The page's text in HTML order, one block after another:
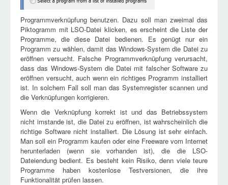
Programmverknüpfung benutzen. Dazu soll man zweimal das
Piktogramm mit LSO-Datei klicken, es erscheint die Liste der
Programme, die diese Datei bedienen. Es genügt nur ein
Programm zu wählen, damit das Windows-System die Datei zu
eröffnen versucht. Falsche Programmverknüpfung verursacht,
dass das Windows-System die Datei mit falscher Software zu
eröffnen versucht, auch wenn ein richtiges Programm installiert
ist. In solchem Fall soll man das Systemregister scannen und
die Verknüpfungen korrigieren.
Wenn die Verknüpfung korrekt ist und das Betriebssystem
nicht imstande ist, die Datei zu eröffnen, ist wahrscheinlich die
richtige Software nicht installiert. Die Lösung ist sehr einfach.
Man soll ein Programm kaufen oder eine Freeware vom Internet
herunterladen (wenn sie vorhanden ist), die die LSO-
Dateiendung bedient. Es besteht kein Risiko, denn viele teure
Programme haben kostenlose Testversionen, die ihre
Funktionalität prüfen lassen.